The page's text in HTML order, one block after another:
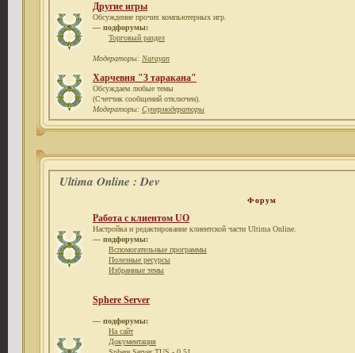
Другие игры
Обсуждение прочих компьютерных игр.
— подфорумы:
Торговый раздел
Модераторы: Narayan
Харчевня "3 таракана"
Обсуждаем любые темы
(Счетчик сообщений отключен).
Модераторы: Супермодераторы
Ultima Online : Dev
Форум
Работа с клиентом UO
Настройка и редактирование клиентской части Ultima Online.
— подфорумы:
Вспомогательные программы
Полезные ресурсы
Избранные темы
Sphere Server
— подфорумы:
На сайт
Документация